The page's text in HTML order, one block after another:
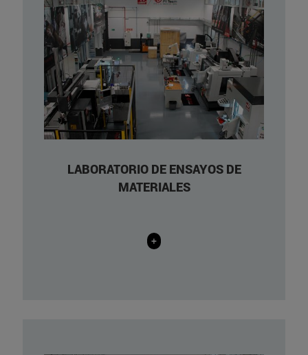
LABORATORIO DE ENSAYOS DE
MATERIALES
+
Instron 4467
Instron 44mini
Instron GL50 Trav 50
Wolpert 7004 H1102
Desecador de vidrio